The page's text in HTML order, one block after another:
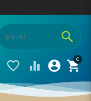
0


 
